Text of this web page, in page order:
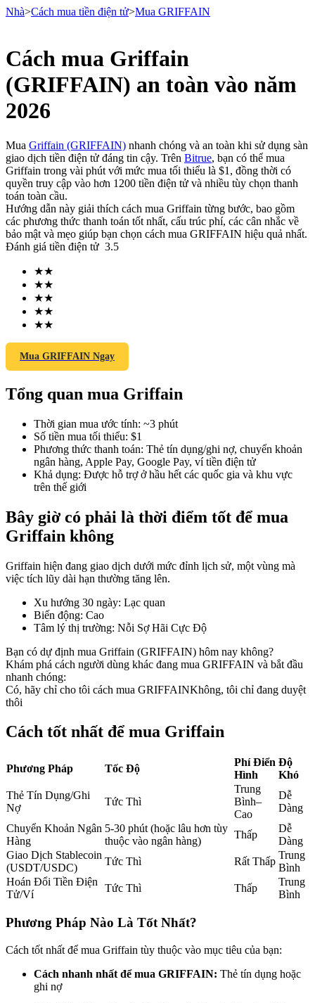
Hợp đồng tương lai
USDT Futures
Futures sử dụng USDT làm tài sản thế chấp
Futures sử dụng token làm tài sản thế chấp
TradFi
Phái sinh cổ phiếu, ngoại hối, kim loại quý và hàng hóa
USDC Futures vĩnh cửu
Futures sử dụng USDC làm tài sản thế chấp
Sao chép Giao dịch
Trở thành Nhà giao dịch Sao chép
Tận hưởng chia sẻ lợi nhuận và hoa hồng giao dịch sao chép
Nhà>Cách mua tiền điện tử>Mua GRIFFAIN
Cách mua Griffain
(GRIFFAIN) an toàn vào năm
2026
Mua Griffain (GRIFFAIN) nhanh chóng và an toàn khi sử dụng sàn
giao dịch tiền điện tử đáng tin cậy. Trên Bitrue, bạn có thể mua
Griffain trong vài phút với mức mua tối thiểu là $1, đồng thời có
quyền truy cập vào hơn 1200 tiền điện tử và nhiều tùy chọn thanh
toán toàn cầu.
Hướng dẫn này giải thích cách mua Griffain từng bước, bao gồm
các phương thức thanh toán tốt nhất, cấu trúc phí, các cân nhắc về
bảo mật và mẹo giúp bạn chọn cách mua GRIFFAIN hiệu quả nhất.
Đánh giá tiền điện tử 3.5
★★
★★
★★
★★
★★
Mua GRIFFAIN Ngay
Tổng quan mua Griffain
Thời gian mua ước tính: ~3 phút
Số tiền mua tối thiểu: $1
Phương thức thanh toán: Thẻ tín dụng/ghi nợ, chuyển khoản
ngân hàng, Apple Pay, Google Pay, ví tiền điện tử
Khả dụng: Được hỗ trợ ở hầu hết các quốc gia và khu vực
trên thế giới
Bây giờ có phải là thời điểm tốt để mua
Griffain không
Griffain hiện đang giao dịch dưới mức đỉnh lịch sử, một vùng mà
việc tích lũy dài hạn thường tăng lên.
Xu hướng 30 ngày: Lạc quan
Biến động: Cao
Tâm lý thị trường: Nỗi Sợ Hãi Cực Độ
Bạn có dự định mua Griffain (GRIFFAIN) hôm nay không?
Khám phá cách người dùng khác đang mua GRIFFAIN và bắt đầu
nhanh chóng:
Có, hãy chỉ cho tôi cách mua GRIFFAINKhông, tôi chỉ đang duyệt
thôi
Cách tốt nhất để mua Griffain
Phương Pháp Tốc Độ
Phí Điển
Hình
Độ
Khó
Thẻ Tín Dụng/Ghi
Nợ
Tức Thì
Trung
Bình–
Cao
Dễ
Dàng
Chuyển Khoản Ngân
Hàng
5-30 phút (hoặc lâu hơn tùy
thuộc vào ngân hàng)
Thấp
Dễ
Dàng
Giao Dịch Stablecoin
(USDT/USDC)
Tức Thì Rất Thấp
Trung
Bình
Hoán Đổi Tiền Điện
Tử/Ví
Tức Thì Thấp
Trung
Bình
Phương Pháp Nào Là Tốt Nhất?
Cách tốt nhất để mua Griffain tùy thuộc vào mục tiêu của bạn:
Cách nhanh nhất để mua GRIFFAIN: Thẻ tín dụng hoặc
ghi nợ